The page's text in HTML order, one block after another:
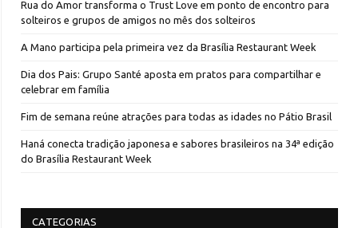
Rua do Amor transforma o Trust Love em ponto de encontro para
solteiros e grupos de amigos no mês dos solteiros
A Mano participa pela primeira vez da Brasília Restaurant Week
Dia dos Pais: Grupo Santé aposta em pratos para compartilhar e
celebrar em família
Fim de semana reúne atrações para todas as idades no Pátio Brasil
Haná conecta tradição japonesa e sabores brasileiros na 34ª edição
do Brasília Restaurant Week
CATEGORIAS